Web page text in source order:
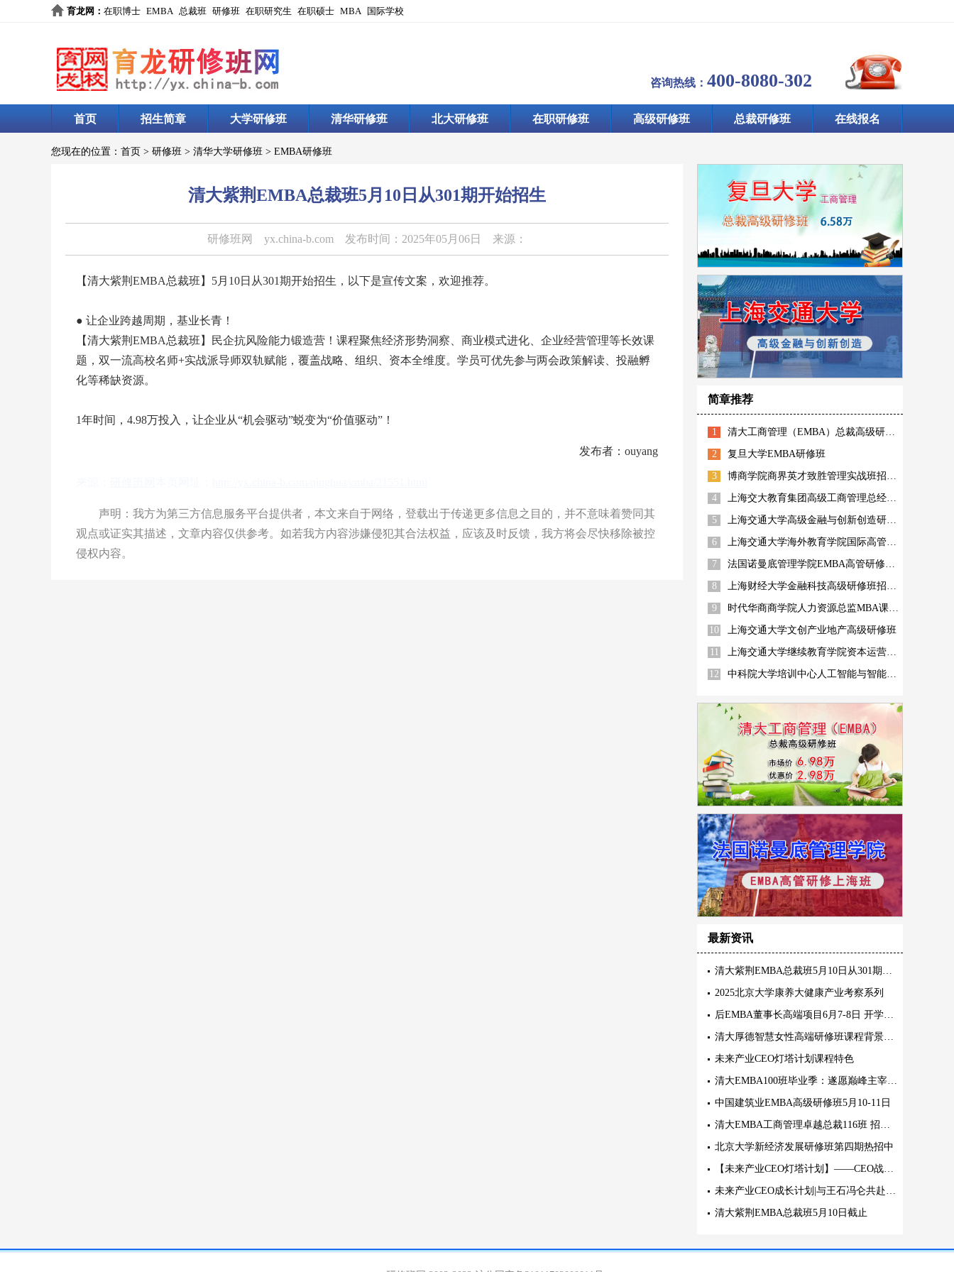
育龙网 ： 在职博士 EMBA 总裁班 研修班 在职研究生 在职硕士 MBA 国际学校
咨询热线： 400-8080-302
首页 招生简章 大学研修班 清华研修班 北大研修班 在职研修班 高级研修班 总裁研修班 在线报名
您现在的位置： 首页 > 研修班 > 清华大学研修班 > EMBA研修班
清大紫荆EMBA总裁班5月10日从301期开始招生
研修班网 yx.china-b.com 发布时间：2025年05月06日 来源：
【清大紫荆EMBA总裁班】5月10日从301期开始招生，以下是宣传文案，欢迎推荐。
● 让企业跨越周期，基业长青！
【清大紫荆EMBA总裁班】民企抗风险能力锻造营！课程聚焦经济形势洞察、商业模式进化、企业经营管理等长效课
题，双一流高校名师+实战派导师双轨赋能，覆盖战略、组织、资本全维度。学员可优先参与两会政策解读、投融孵
化等稀缺资源。
1年时间，4.98万投入，让企业从“机会驱动”蜕变为“价值驱动”！
发布者：ouyang
声明：我方为第三方信息服务平台提供者，本文来自于网络，登载出于传递更多信息之目的，并不意味着赞同其
观点或证实其描述，文章内容仅供参考。如若我方内容涉嫌侵犯其合法权益，应该及时反馈，我方将会尽快移除被控
侵权内容。
简章推荐
1 清大工商管理（EMBA）总裁高级研修班
2 复旦大学EMBA研修班
3 博商学院商界英才致胜管理实战班招生简章
4 上海交大教育集团高级工商管理总经理高管班招生简章
5 上海交通大学高级金融与创新创造研修班
6 上海交通大学海外教育学院国际高管高级工商管理研修班
7 法国诺曼底管理学院EMBA高管研修上海班
8 上海财经大学金融科技高级研修班招生简章
9 时代华商商学院人力资源总监MBA课程高级研修班
10 上海交通大学文创产业地产高级研修班
11 上海交通大学继续教育学院资本运营高管高级研修班
12 中科院大学培训中心人工智能与智能产业化高级研修班
最新资讯
清大紫荆EMBA总裁班5月10日从301期开始招生
2025北京大学康养大健康产业考察系列
后EMBA董事长高端项目6月7-8日 开学典礼
清大厚德智慧女性高端研修班课程背景及教学管理
未来产业CEO灯塔计划课程特色
清大EMBA100班毕业季：遂愿巅峰主宰 各自大放异彩
中国建筑业EMBA高级研修班5月10-11日
清大EMBA工商管理卓越总裁116班 招生盛启!
北京大学新经济发展研修班第四期热招中
【未来产业CEO灯塔计划】——CEO战略突围行动北京站 | 2025.5.21-24
未来产业CEO成长计划|与王石冯仑共赴产业变革的“觉醒年代”
清大紫荆EMBA总裁班5月10日截止